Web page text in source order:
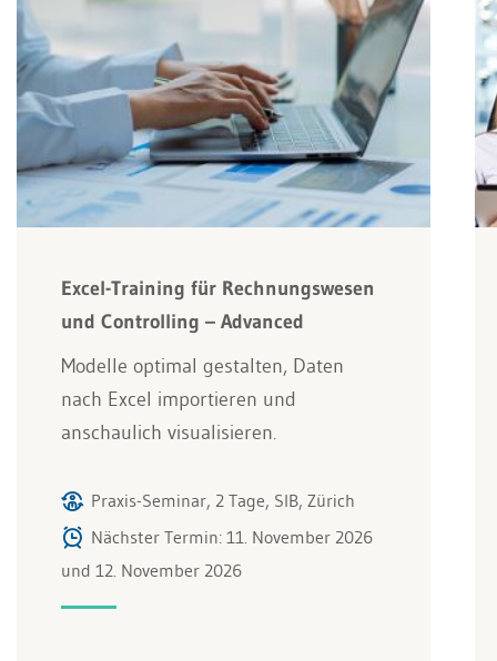
Excel-Training für Rechnungswesen
und Controlling – Advanced
Modelle optimal gestalten, Daten
nach Excel importieren und
anschaulich visualisieren.
Praxis-Seminar, 2 Tage, SIB, Zürich
Nächster Termin: 11. November 2026
und 12. November 2026